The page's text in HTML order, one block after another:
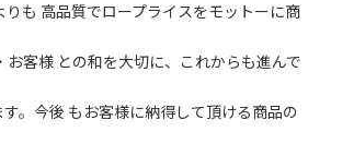
も 高品質でロープライスをモットーに商
客様 との和を大切に、これからも進んで
。今後 もお客様に納得して頂ける商品の